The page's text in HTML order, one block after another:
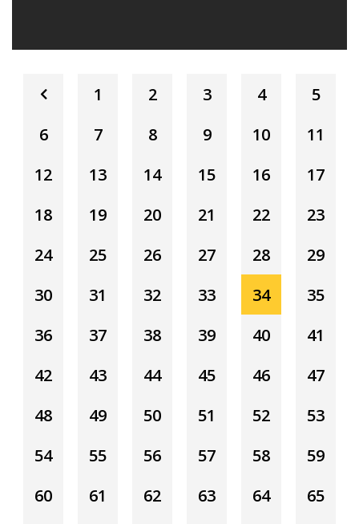
1 2 3 4
5
6
7 8 9 10
11
12
13 14 15 16
17
18
19 20 21 22
23
24
25 26 27 28
29
30
31 32 33 34
35
36
37 38 39 40
41
42
43 44 45 46
47
48
49 50 51 52
53
54
55 56 57 58
59
60
61 62 63 64
65